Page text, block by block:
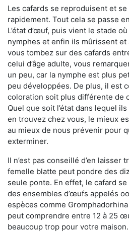
Les cafards se reproduisent et
rapidement. Tout cela se passe
L’état d’œuf, puis vient le stade
nymphes et enfin ils mûrissent et
vous tombez sur des cafards
celui d’âge adulte, vous
un peu, car la nymphe est plus
peu développées. De plus, il est
coloration soit plus différente de
Quel que soit l’état dans lequel
en trouvez chez vous, le mieux
au mieux de nous prévenir pour
exterminer.
Il n’est pas conseillé d’en laisser
femelle blatte peut pondre des
seule ponte. En effet, le cafard
des ensembles d’œufs appelés
espèces comme
peut comprendre entre 12 à 25
beaucoup trop pour votre